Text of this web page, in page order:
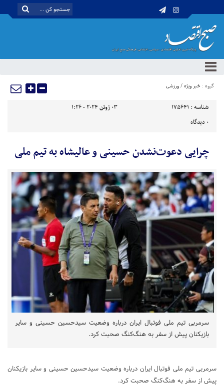
گروه : خبر ویژه/ورزشی
شناسه : 175641
03 ژوئن 2024 - 1:26
0 دیدگاه
چرایی دعوت‌نشدن حسینی و عالیشاه به تیم ملی
سرمربی تیم ملی فوتبال ایران درباره وضعیت سیدحسین حسینی و سایر
بازیکنان پیش از سفر به هنگ‌کنگ صحبت کرد.
سرمربی تیم ملی فوتبال ایران درباره وضعیت سیدحسین حسینی و سایر بازیکنان
پیش از سفر به هنگ‌کنگ صحبت کرد.